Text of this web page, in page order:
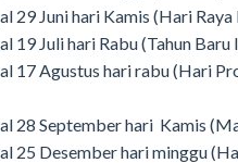
29 Juni hari Kamis (Hari
19 Juli hari Rabu (Tahun
17 Agustus hari rabu (Hari
28 September hari Kamis
25 Desember hari minggu